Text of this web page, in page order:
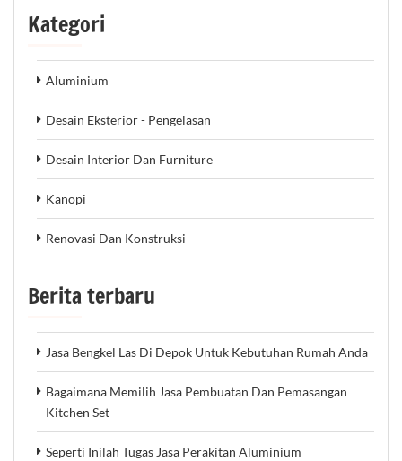
Kategori
Aluminium
Desain Eksterior - Pengelasan
Desain Interior Dan Furniture
Kanopi
Renovasi Dan Konstruksi
Berita terbaru
Jasa Bengkel Las Di Depok Untuk Kebutuhan Rumah Anda
Bagaimana Memilih Jasa Pembuatan Dan Pemasangan
Kitchen Set
Seperti Inilah Tugas Jasa Perakitan Aluminium